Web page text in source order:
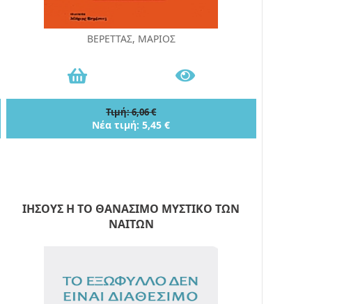
ΒΕΡΕΤΤΑΣ, ΜΑΡΙΟΣ
Τιμή: 6,06 €
Νέα τιμή: 5,45 €
ΙΗΣΟΥΣ Η ΤΟ ΘΑΝΑΣΙΜΟ ΜΥΣΤΙΚΟ ΤΩΝ
ΝΑΙΤΩΝ